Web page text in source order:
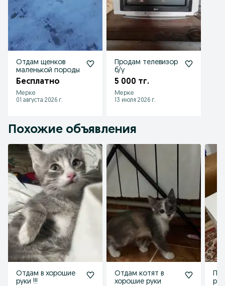
Отдам щенков
маленькой породы
Бесплатно
Мерке
01 августа 2026 г.
Продам телевизор
б/у
5 000 тг.
Мерке
13 июля 2026 г.
Похожие объявления
Отдам в хорошие
руки !!!
Отдам котят в
хорошие руки
pro